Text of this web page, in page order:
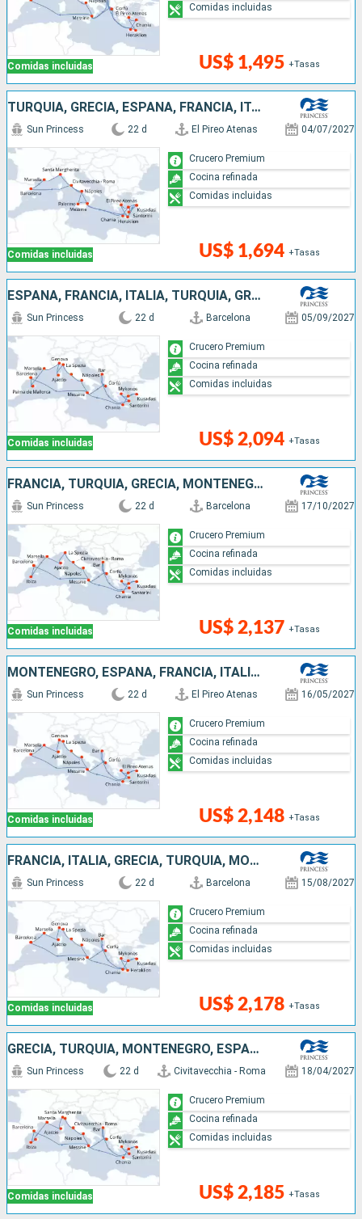
Comidas incluidas US$ 1,495 +Tasas
Comidas incluidas
TURQUÍA, GRECIA, ESPAÑA, FRANCIA, ITALIA
Comidas incluidas
Sun Princess 22 d El Pireo Atenas 04/07/2027
US$ 1,694 +Tasas
Crucero Premium
Cocina refinada
Comidas incluidas
ESPAÑA, FRANCIA, ITALIA, TURQUÍA, GRECIA, MONTENEGRO
Comidas incluidas
Sun Princess 22 d Barcelona 05/09/2027
US$ 2,094 +Tasas
Crucero Premium
Cocina refinada
Comidas incluidas
FRANCIA, TURQUÍA, GRECIA, MONTENEGRO, ITALIA, ESPAÑA
Comidas incluidas
Sun Princess 22 d Barcelona 17/10/2027
US$ 2,137 +Tasas
Crucero Premium
Cocina refinada
Comidas incluidas
MONTENEGRO, ESPAÑA, FRANCIA, ITALIA, TURQUÍA, GRECIA
Comidas incluidas
Sun Princess 22 d El Pireo Atenas 16/05/2027
US$ 2,148 +Tasas
Crucero Premium
Cocina refinada
Comidas incluidas
FRANCIA, ITALIA, GRECIA, TURQUÍA, MONTENEGRO, ESPAÑA
Comidas incluidas
Sun Princess 22 d Barcelona 15/08/2027
US$ 2,178 +Tasas
Crucero Premium
Cocina refinada
Comidas incluidas
GRECIA, TURQUÍA, MONTENEGRO, ESPAÑA, FRANCIA, ITALIA
Comidas incluidas
Sun Princess 22 d Civitavecchia - Roma 18/04/2027
US$ 2,185 +Tasas
Crucero Premium
Cocina refinada
Comidas incluidas